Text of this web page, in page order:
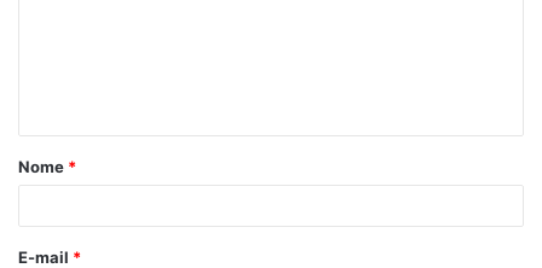
á
r
Nome *
E-mail *